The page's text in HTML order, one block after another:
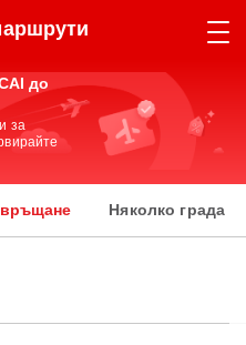
до
за
Няколко града